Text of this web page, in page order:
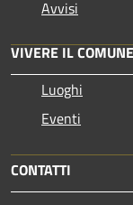
Avvisi
VIVERE IL COMUNE
Luoghi
Eventi
CONTATTI